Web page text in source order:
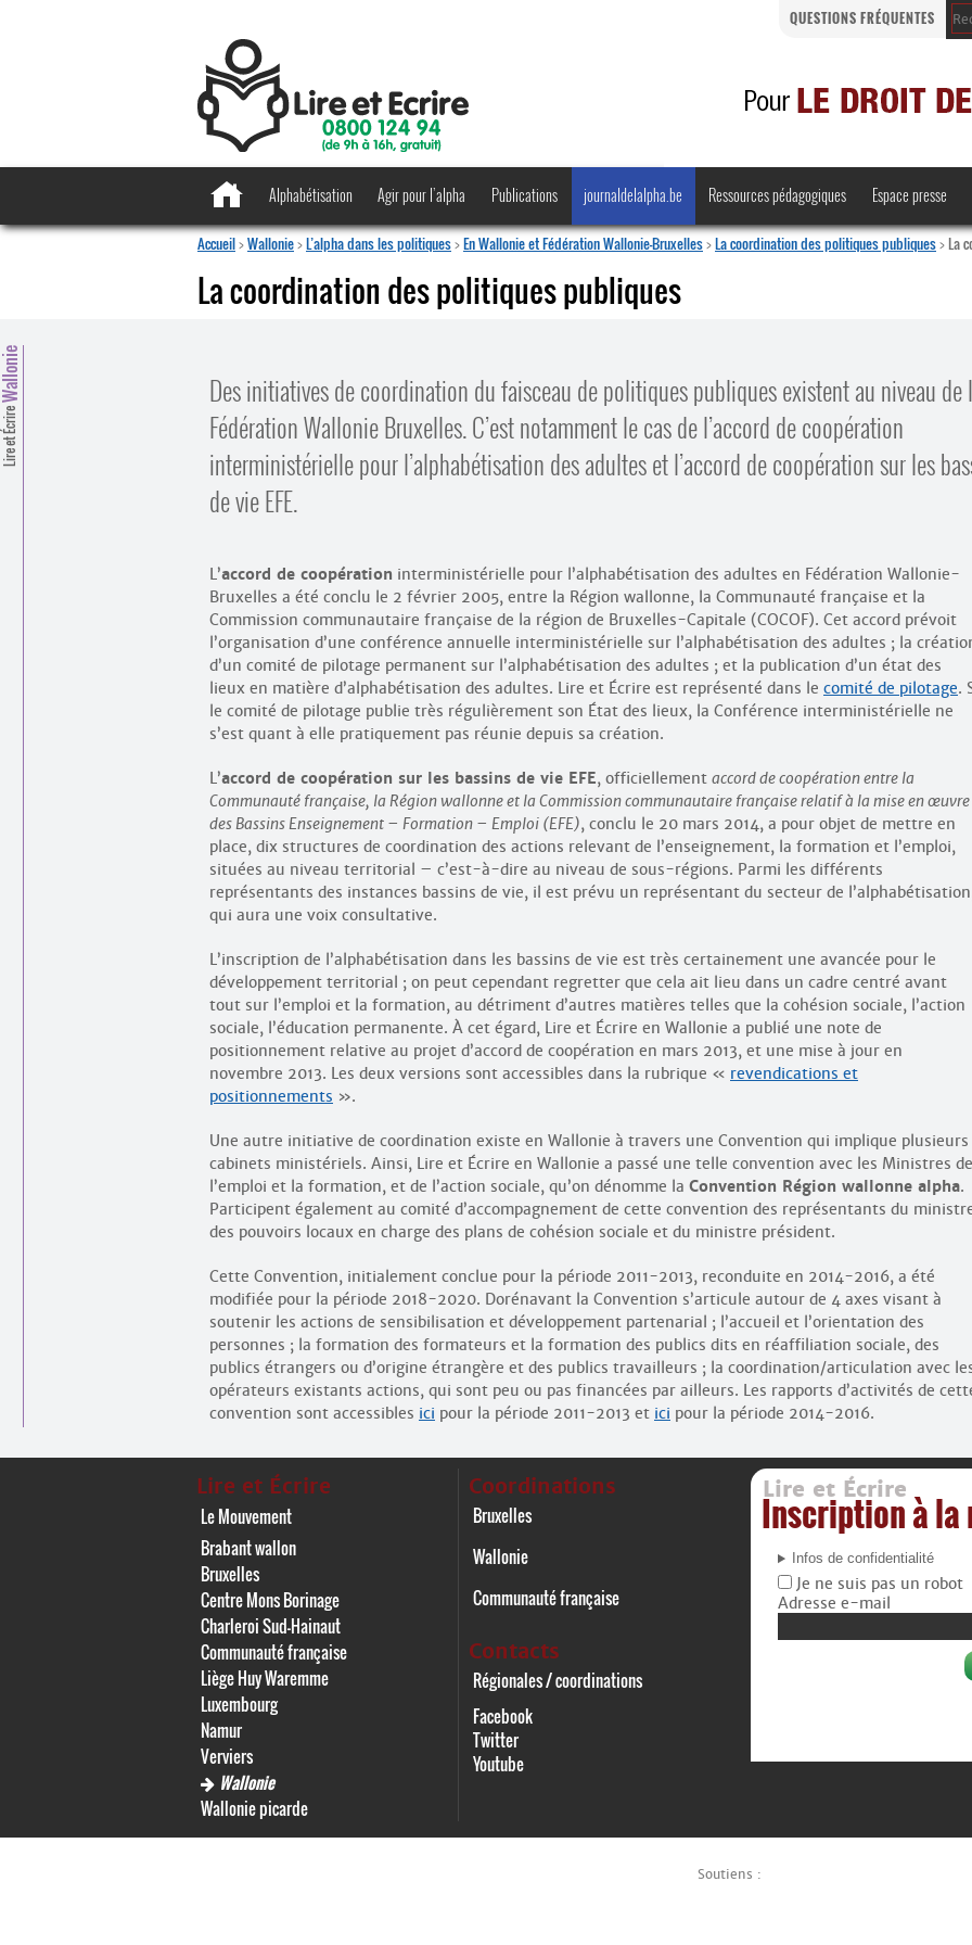
QUESTIONS FRÉQUENTES
Alphabétisation Agir pour l’alpha Publications journaldelalpha.be Ressources pédagogiques
Bienvenue en Belgique
Espace presse
Accueil>Wallonie>L’alpha dans les politiques>En Wallonie et Fédération Wallonie-Bruxelles>La coordination des politiques publiques>La
La coordination des politiques publiques
Lire et Écrire
Des initiatives de coordination du faisceau de politiques publiques existent au niveau de
Fédération Wallonie Bruxelles. C’est notamment le cas de l’accord de coopération
interministérielle pour l’alphabétisation des adultes et l’accord de coopération sur les
de vie EFE.
L’accord de coopération interministérielle pour l’alphabétisation des adultes en Fédération Wallonie-
Bruxelles a été conclu le 2 février 2005, entre la Région wallonne, la Communauté française et la
Commission communautaire française de la région de Bruxelles-Capitale (COCOF). Cet accord prévoit
l’organisation d’une conférence annuelle interministérielle sur l’alphabétisation des adultes ; la
d’un comité de pilotage permanent sur l’alphabétisation des adultes ; et la publication d’un état des
lieux en matière d’alphabétisation des adultes. Lire et Écrire est représenté dans le comité de pilotage.
le comité de pilotage publie très régulièrement son État des lieux, la Conférence interministérielle ne
s’est quant à elle pratiquement pas réunie depuis sa création.
L’accord de coopération sur les bassins de vie EFE, officiellement accord de coopération entre la
Communauté française, la Région wallonne et la Commission communautaire française relatif à la mise en œuvre
des Bassins Enseignement – Formation – Emploi (EFE), conclu le 20 mars 2014, a pour objet de mettre en
place, dix structures de coordination des actions relevant de l’enseignement, la formation et l’emploi,
situées au niveau territorial – c’est-à-dire au niveau de sous-régions. Parmi les différents
représentants des instances bassins de vie, il est prévu un représentant du secteur de
qui aura une voix consultative.
L’inscription de l’alphabétisation dans les bassins de vie est très certainement une avancée pour le
développement territorial ; on peut cependant regretter que cela ait lieu dans un cadre centré avant
tout sur l’emploi et la formation, au détriment d’autres matières telles que la cohésion sociale, l’action
sociale, l’éducation permanente. À cet égard, Lire et Écrire en Wallonie a publié une note de
positionnement relative au projet d’accord de coopération en mars 2013, et une mise à jour en
novembre 2013. Les deux versions sont accessibles dans la rubrique « revendications et
positionnements ».
Une autre initiative de coordination existe en Wallonie à travers une Convention qui implique plusieurs
cabinets ministériels. Ainsi, Lire et Écrire en Wallonie a passé une telle convention avec les Ministres de
l’emploi et la formation, et de l’action sociale, qu’on dénomme la Convention Région wallonne alpha.
Participent également au comité d’accompagnement de cette convention des représentants du
des pouvoirs locaux en charge des plans de cohésion sociale et du ministre président.
Cette Convention, initialement conclue pour la période 2011-2013, reconduite en 2014-2016, a été
modifiée pour la période 2018-2020. Dorénavant la Convention s’articule autour de 4 axes visant à
soutenir les actions de sensibilisation et développement partenarial ; l’accueil et l’orientation des
personnes ; la formation des formateurs et la formation des publics dits en réaffiliation sociale, des
publics étrangers ou d’origine étrangère et des publics travailleurs ; la coordination/articulation avec
opérateurs existants actions, qui sont peu ou pas financées par ailleurs. Les rapports d’activités de
convention sont accessibles ici pour la période 2011-2013 et ici pour la période 2014-2016.
Lire et Écrire
Le Mouvement
Brabant wallon
Bruxelles
Centre Mons Borinage
Charleroi Sud-Hainaut
Communauté française
Liège Huy Waremme
Luxembourg
Namur
Verviers
Wallonie
Wallonie picarde
Coordinations
Bruxelles
Wallonie
Communauté française
Contacts
Régionales / coordinations
Facebook
Twitter
Youtube
Lire et Écrire
Inscription à la
Infos de confidentialité
Je ne suis pas un robot
Adresse e-mail
Soutiens :